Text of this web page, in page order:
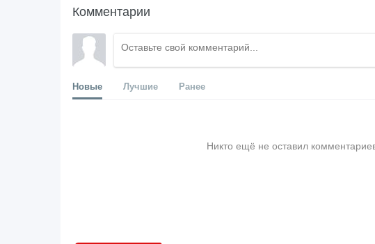
Комментарии
Новые Лучшие Ранее
Никто ещё не оставил